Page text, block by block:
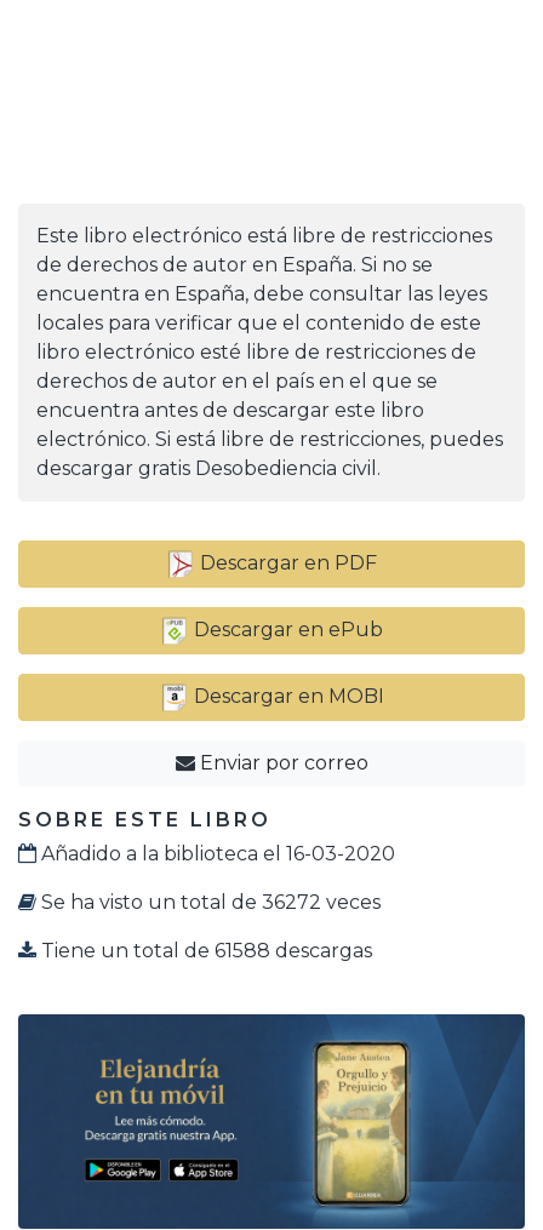
Este libro electrónico está libre de restricciones
de derechos de autor en España. Si no se
encuentra en España, debe consultar las leyes
locales para verificar que el contenido de este
libro electrónico esté libre de restricciones de
derechos de autor en el país en el que se
encuentra antes de descargar este libro
electrónico. Si está libre de restricciones, puedes
descargar gratis Desobediencia civil.
Descargar en PDF
Descargar en ePub
Descargar en MOBI
Enviar por correo
SOBRE ESTE LIBRO
Añadido a la biblioteca el 16-03-2020
Se ha visto un total de 36272 veces
Tiene un total de 61588 descargas